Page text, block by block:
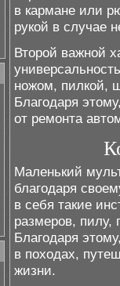
в кармане или
рукой в случае
Второй важной
ножом, пилкой,
Благодаря
от ремонта
Маленький
благодаря
в себя такие
размеров, пилу,
Благодаря
в походах,
жизни.